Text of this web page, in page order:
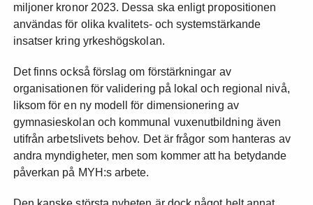
miljoner kronor 2023. Dessa ska enligt propositionen
användas för olika kvalitets- och systemstärkande
insatser kring yrkeshögskolan.
Det finns också förslag om förstärkningar av
organisationen för validering på lokal och regional nivå,
liksom för en ny modell för dimensionering av
gymnasieskolan och kommunal vuxenutbildning även
utifrån arbetslivets behov. Det är frågor som hanteras av
andra myndigheter, men som kommer att ha betydande
påverkan på MYH:s arbete.